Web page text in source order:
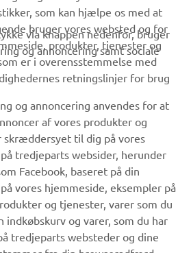
om de seneste tilbud, særlige
som kan hjælpe os med at
bruger vores websted og for
produkter, tjenester og
er i overensstemmelse med
retningslinjer for brug
via knappen nedenfor, bruger
og annoncering samt sociale
og annoncering anvendes for at
af vores produkter og
skræddersyet til dig på vores
tredjeparts websider, herunder
Facebook, baseret på din
vores hjemmeside, eksempler på
og tjenester, varer som du
og varer, som du har
tredjeparts websteder og dine
fra din browseradfærd.